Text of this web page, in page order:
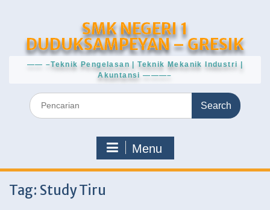
SMK NEGERI 1
DUDUKSAMPEYAN – GRESIK
—— –Teknik Pengelasan | Teknik Mekanik Industri |
Akuntansi ———–
Search
for:
Menu
Tag: Study Tiru